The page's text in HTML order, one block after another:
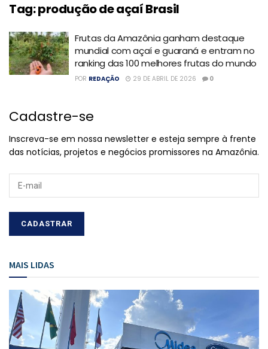
Tag:produção de açaí Brasil
Frutas da Amazônia ganham destaque
mundial com açaí e guaraná e entram no
ranking das 100 melhores frutas do mundo
POR REDAÇÃO 29 DE ABRIL DE 2026 0
Cadastre-se
Inscreva-se em nossa newsletter e esteja sempre à frente
das notícias, projetos e negócios promissores na Amazônia.
MAIS LIDAS